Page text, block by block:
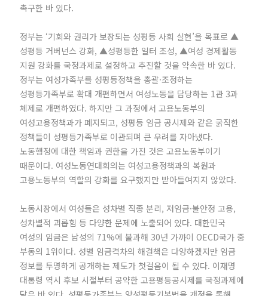
촉구한 바 있다.
정부는 ‘기회와 권리가 보장되는 성평등 사회 실현’을 목표로 ▲
성평등 거버넌스 강화, ▲성평등한 일터 조성, ▲여성 경제활동
지원 강화를 국정과제로 설정하고 추진할 것을 약속한 바 있다.
정부는 여성가족부를 성평등정책을 총괄·조정하는
성평등가족부로 확대 개편하면서 여성노동을 담당하는 1관 3과
체제로 개편하였다. 하지만 그 과정에서 고용노동부의
여성고용정책과가 폐지되고, 성평등 임금 공시제와 같은 굵직한
정책들이 성평등가족부로 이관되며 큰 우려를 자아냈다.
노동행정에 대한 책임과 권한을 가진 것은 고용노동부이기
때문이다. 여성노동연대회의는 여성고용정책과의 복원과
고용노동부의 역할의 강화를 요구했지만 받아들여지지 않았다.
노동시장에서 여성들은 성차별 직종 분리, 저임금·불안정 고용,
성차별적 괴롭힘 등 다양한 문제에 노출되어 있다. 대한민국
여성의 임금은 남성의 71%에 불과해 30년 가까이 OECD국가 중
부동의 1위이다. 성별 임금격차의 해결책은 다양하겠지만 임금
정보를 투명하게 공개하는 제도가 첫걸음이 될 수 있다. 이재명
대통령 역시 후보 시절부터 공약한 고용평등공시제를 국정과제에